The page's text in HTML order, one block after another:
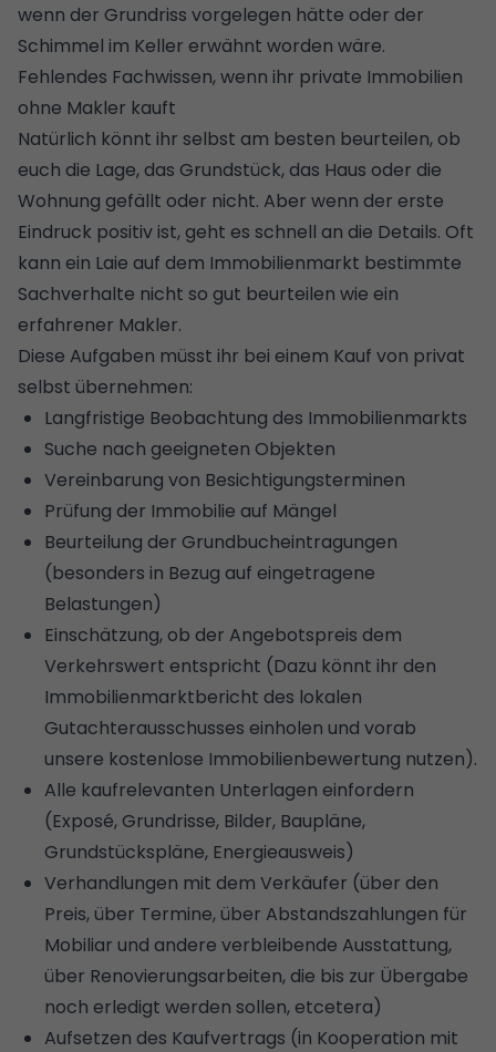
wenn der Grundriss vorgelegen hätte oder der
Schimmel im Keller erwähnt worden wäre.
Fehlendes Fachwissen, wenn ihr private Immobilien
ohne Makler kauft
Natürlich könnt ihr selbst am besten beurteilen, ob
euch die Lage, das Grundstück, das Haus oder die
Wohnung gefällt oder nicht. Aber wenn der erste
Eindruck positiv ist, geht es schnell an die Details. Oft
kann ein Laie auf dem Immobilienmarkt bestimmte
Sachverhalte nicht so gut beurteilen wie ein
erfahrener Makler.
Diese Aufgaben müsst ihr bei einem Kauf von privat
selbst übernehmen:
Langfristige Beobachtung des Immobilienmarkts
Suche nach geeigneten Objekten
Vereinbarung von Besichtigungsterminen
Prüfung der Immobilie auf Mängel
Beurteilung der Grundbucheintragungen
(besonders in Bezug auf eingetragene
Belastungen)
Einschätzung, ob der Angebotspreis dem
Verkehrswert entspricht (Dazu könnt ihr den
Immobilienmarktbericht des lokalen
Gutachterausschusses einholen und vorab
unsere kostenlose Immobilienbewertung nutzen).
Alle kaufrelevanten Unterlagen einfordern
(Exposé,Grundrisse, Bilder, Baupläne,
Grundstückspläne, Energieausweis)
Verhandlungen mit dem Verkäufer (über den
Preis, über Termine, über Abstandszahlungen für
Mobiliar und andere verbleibende Ausstattung,
über Renovierungsarbeiten, die bis zur Übergabe
noch erledigt werden sollen, etcetera)
Aufsetzen des Kaufvertrags (in Kooperation mit